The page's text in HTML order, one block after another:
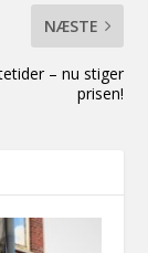
NÆSTE
– nu stiger
prisen!